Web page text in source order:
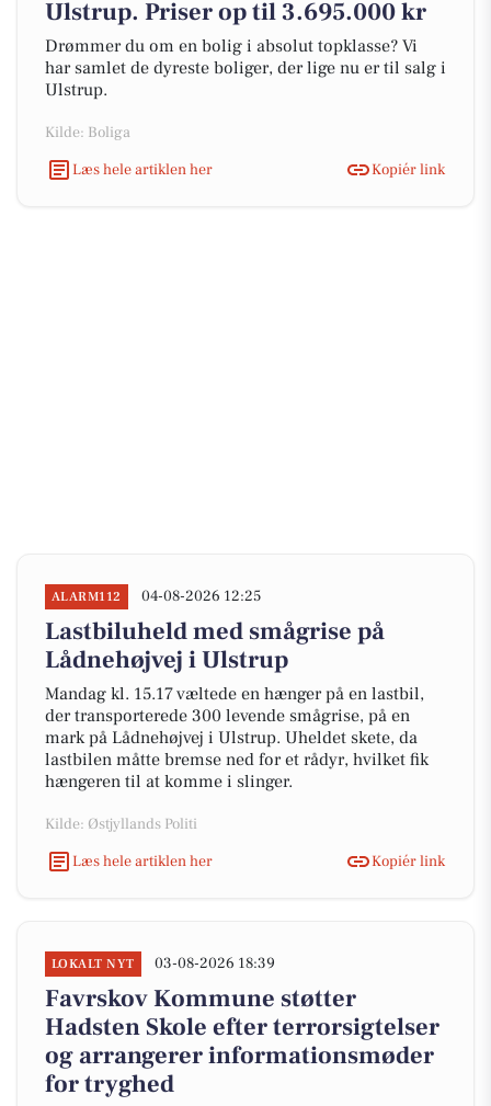
Ulstrup. Priser op til 3.695.000 kr
Drømmer du om en bolig i absolut topklasse? Vi
har samlet de dyreste boliger, der lige nu er til salg i
Ulstrup.
Kilde: Boliga
Læs hele artiklen her
Kopiér link
ALARM112 04-08-2026 12:25
Lastbiluheld med smågrise på
Lådnehøjvej i Ulstrup
Mandag kl. 15.17 væltede en hænger på en lastbil,
der transporterede 300 levende smågrise, på en
mark på Lådnehøjvej i Ulstrup. Uheldet skete, da
lastbilen måtte bremse ned for et rådyr, hvilket fik
hængeren til at komme i slinger.
Kilde: Østjyllands Politi
Læs hele artiklen her
Kopiér link
LOKALT NYT 03-08-2026 18:39
Favrskov Kommune støtter
Hadsten Skole efter terrorsigtelser
og arrangerer informationsmøder
for tryghed